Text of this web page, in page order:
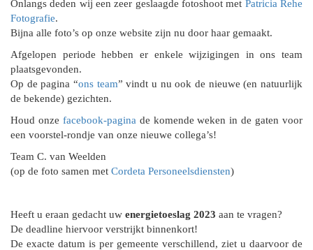
Onlangs deden wij een zeer geslaagde fotoshoot met Patricia Rehe
Fotografie.
Bijna alle foto’s op onze website zijn nu door haar gemaakt.
Afgelopen periode hebben er enkele wijzigingen in ons team
plaatsgevonden.
Op de pagina “ons team” vindt u nu ook de nieuwe (en natuurlijk
de bekende) gezichten.
Houd onze facebook-pagina de komende weken in de gaten voor
een voorstel-rondje van onze nieuwe collega’s!
Team C. van Weelden
(op de foto samen met Cordeta Personeelsdiensten)
Heeft u eraan gedacht uw energietoeslag 2023 aan te vragen?
De deadline hiervoor verstrijkt binnenkort!
De exacte datum is per gemeente verschillend, ziet u daarvoor de